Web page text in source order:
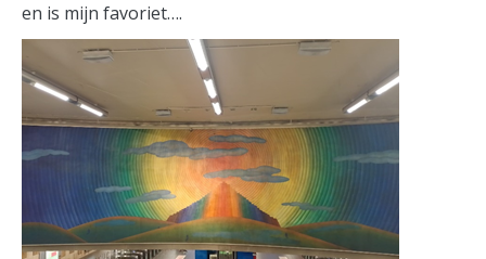
en is mijn favoriet….